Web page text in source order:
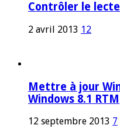
Contrôler le
2 avril 2013 12
Mettre à jour
Windows 8.1 RTM
12 septembre 2013 7